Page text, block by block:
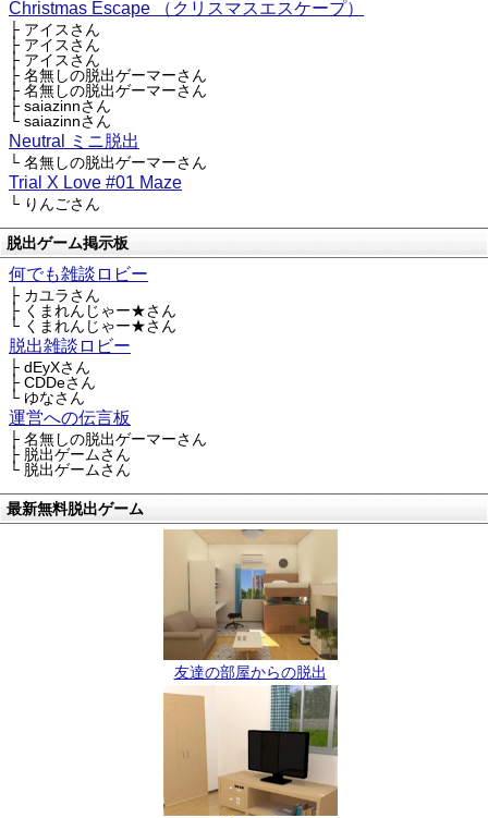
Christmas Escape （クリスマスエスケープ）
├ アイスさん
├ アイスさん
├ アイスさん
├ 名無しの脱出ゲーマーさん
├ 名無しの脱出ゲーマーさん
├ saiazinnさん
└ saiazinnさん
Neutral ミニ脱出
└ 名無しの脱出ゲーマーさん
Trial X Love #01 Maze
└ りんごさん
脱出ゲーム掲示板
何でも雑談ロビー
├ カユラさん
├ くまれんじゃー★さん
└ くまれんじゃー★さん
脱出雑談ロビー
├ dEyXさん
├ CDDeさん
└ ゆなさん
運営への伝言板
├ 名無しの脱出ゲーマーさん
├ 脱出ゲームさん
└ 脱出ゲームさん
最新無料脱出ゲーム
友達の部屋からの脱出